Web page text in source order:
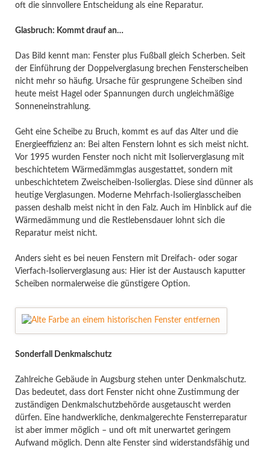
oft die sinnvollere Entscheidung als eine Reparatur.
Glasbruch: Kommt drauf an…
Das Bild kennt man: Fenster plus Fußball gleich Scherben. Seit
der Einführung der Doppelverglasung brechen Fensterscheiben
nicht mehr so häufig. Ursache für gesprungene Scheiben sind
heute meist Hagel oder Spannungen durch ungleichmäßige
Sonneneinstrahlung.
Geht eine Scheibe zu Bruch, kommt es auf das Alter und die
Energieeffizienz an: Bei alten Fenstern lohnt es sich meist nicht.
Vor 1995 wurden Fenster noch nicht mit Isolierverglasung mit
beschichtetem Wärmedämmglas ausgestattet, sondern mit
unbeschichtetem Zweischeiben-Isolierglas. Diese sind dünner als
heutige Verglasungen. Moderne Mehrfach-Isolierglasscheiben
passen deshalb meist nicht in den Falz. Auch im Hinblick auf die
Wärmedämmung und die Restlebensdauer lohnt sich die
Reparatur meist nicht.
Anders sieht es bei neuen Fenstern mit Dreifach- oder sogar
Vierfach-Isolierverglasung aus: Hier ist der Austausch kaputter
Scheiben normalerweise die günstigere Option.
Sonderfall Denkmalschutz
Zahlreiche Gebäude in Augsburg stehen unter Denkmalschutz.
Das bedeutet, dass dort Fenster nicht ohne Zustimmung der
zuständigen Denkmalschutzbehörde ausgetauscht werden
dürfen. Eine handwerkliche, denkmalgerechte Fensterreparatur
ist aber immer möglich – und oft mit unerwartet geringem
Aufwand möglich. Denn alte Fenster sind widerstandsfähig und